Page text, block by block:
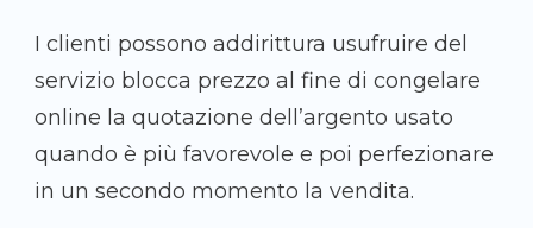
I clienti possono addirittura usufruire del
servizio blocca prezzo al fine di congelare
online la quotazione dell’argento usato
quando è più favorevole e poi perfezionare
in un secondo momento la vendita.